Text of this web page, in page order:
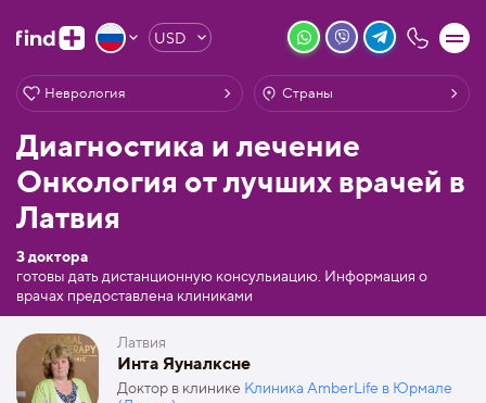
USD
Неврология Страны
Диагностика и лечение
Онкология от лучших врачей в
Латвия
3 доктора
готовы дать дистанционную консульиацию. Информация о
врачах предоставлена клиниками
Латвия
Инта Яуналксне
Доктор в клинике Клиника AmberLife в Юрмале